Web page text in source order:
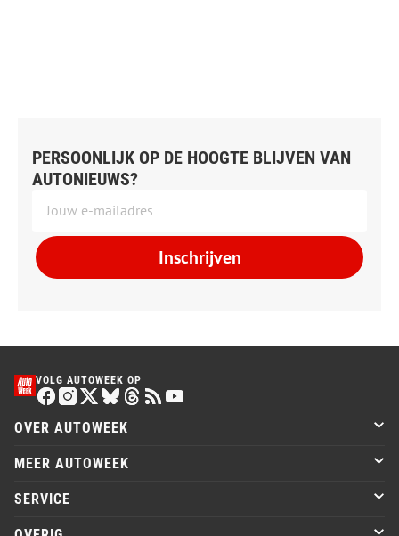
PERSOONLIJK OP DE HOOGTE BLIJVEN VAN
AUTONIEUWS?
Inschrijven
VOLG AUTOWEEK OP
OVER AUTOWEEK
MEER AUTOWEEK
SERVICE